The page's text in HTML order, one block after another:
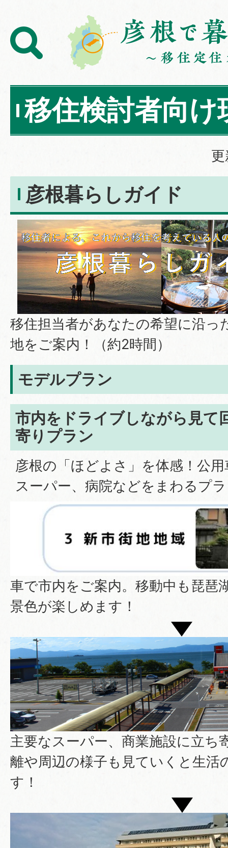
移住検討者向け
彦根暮らしガイド
移住担当者があなたの希望に沿っ
地をご案内！（約2時間）
モデルプラン
市内をドライブしながら見て
寄りプラン
彦根の「ほどよさ」を体感！公
スーパー、病院などをまわるプ
車で市内をご案内。移動中も琵琶
景色が楽しめます！
主要なスーパー、商業施設に立ち
離や周辺の様子も見ていくと生活
す！